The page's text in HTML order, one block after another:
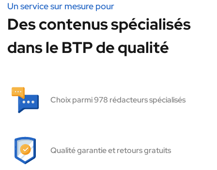
Un service sur mesure pour
Des contenus spécialisés
dans le BTP de qualité
Choix parmi 978 rédacteurs spécialisés
Qualité garantie et retours gratuits